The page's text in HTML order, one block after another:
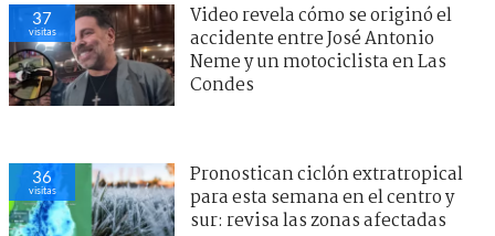
37
visitas
Video revela cómo se originó el
accidente entre José Antonio
Neme y un motociclista en Las
Condes
36
visitas
Pronostican ciclón extratropical
para esta semana en el centro y
sur: revisa las zonas afectadas